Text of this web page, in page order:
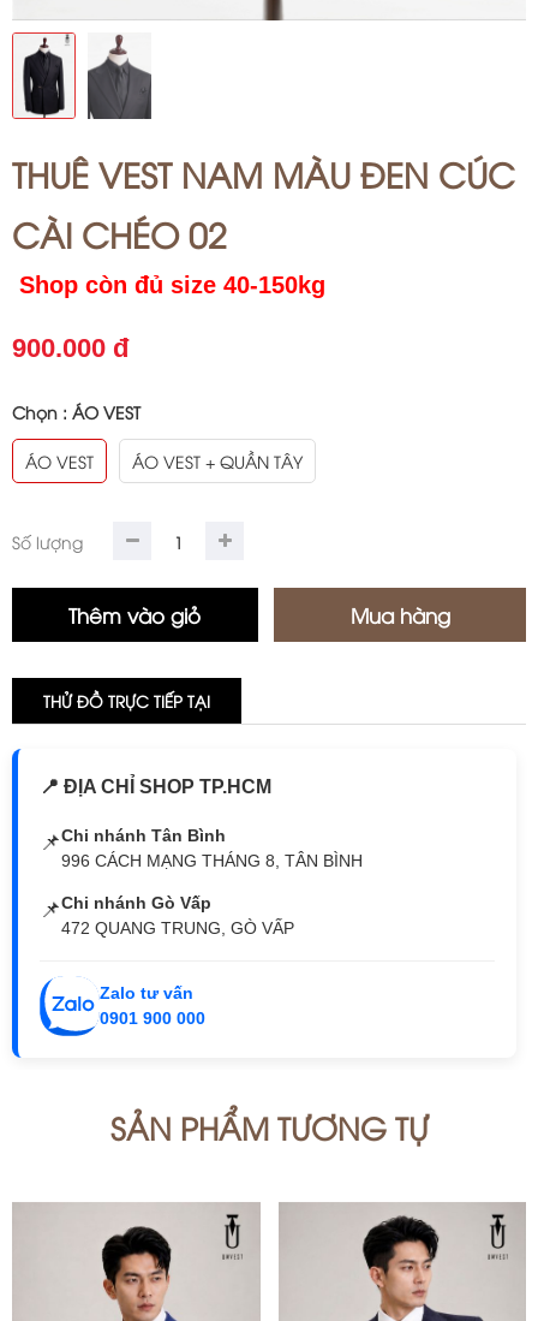
THUÊ VEST NAM MÀU ĐEN CÚC
CÀI CHÉO 02
Shop còn đủ size 40-150kg
900.000 đ
Chọn : ÁO VEST
ÁO VEST ÁO VEST + QUẦN TÂY
Số lượng
THỬ ĐỒ TRỰC TIẾP TẠI
📍 ĐỊA CHỈ SHOP TP.HCM
📌Chi nhánh Tân Bình
996 CÁCH MẠNG THÁNG 8, TÂN BÌNH
📌Chi nhánh Gò Vấp
472 QUANG TRUNG, GÒ VẤP
Zalo tư vấn
0901 900 000
SẢN PHẨM TƯƠNG TỰ